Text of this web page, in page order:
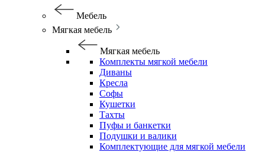
Мебель
Мягкая мебель
Мягкая мебель
Комплекты мягкой мебели
Диваны
Кресла
Софы
Кушетки
Тахты
Пуфы и банкетки
Подушки и валики
Комплектующие для мягкой мебели